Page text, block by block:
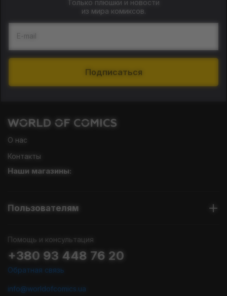
Только плюшки и новости
из мира комиксов.
E-mail
Подписаться
О нас
Контакты
Наши магазины:
Пользователям
Помощь и консультация
+380 93 448 76 20
Обратная связь
info@worldofcomics.ua